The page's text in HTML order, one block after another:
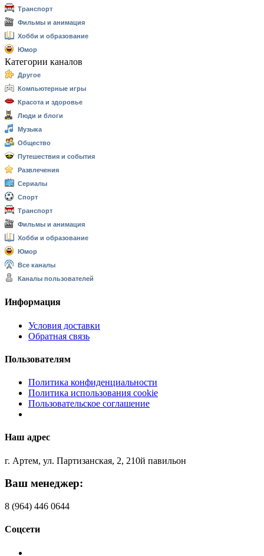
Транспорт
Фильмы и анимация
Хобби и образование
Юмор
Категории каналов
Другое
Компьютерные игры
Красота и здоровье
Люди и блоги
Музыка
Общество
Путешествия и события
Развлечения
Сериалы
Спорт
Транспорт
Фильмы и анимация
Хобби и образование
Юмор
Все каналы
Каналы пользователей
Информация
Условия доставки
Обратная связь
Пользователям
Политика конфиденциальности
Политика использования cookie
Пользовательское соглашение
Наш адрес
г. Артем, ул. Партизанская, 2, 210й павильон
Ваш менеджер:
8 (964) 446 0644
Соцсети